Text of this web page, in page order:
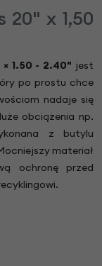
20" x 1,50
× 1.50 - 2.40" jest
po prostu chce
nadaje się
obciążenia np.
z butylu
materiał
ochronę przed